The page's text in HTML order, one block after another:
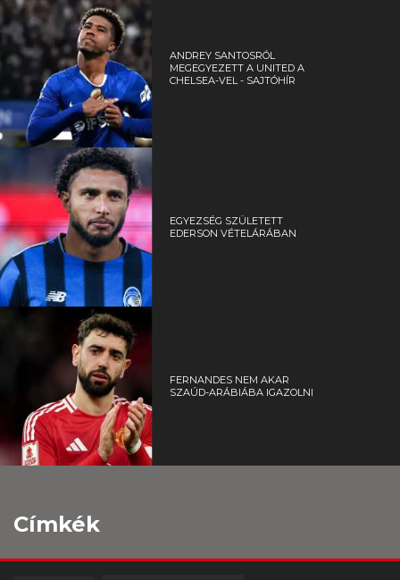
ANDREY SANTOSRÓL
MEGEGYEZETT A UNITED A
CHELSEA-VEL - SAJTÓHÍR
EGYEZSÉG SZÜLETETT
EDERSON VÉTELÁRÁBAN
FERNANDES NEM AKAR
SZAÚD-ARÁBIÁBA IGAZOLNI
Címkék